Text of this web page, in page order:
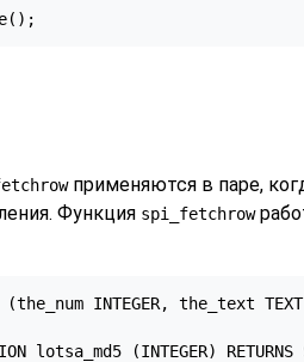
применяются в паре,
Функция spi_fetchrow
(the_num INTEGER, the_text
lotsa_md5 (INTEGER)